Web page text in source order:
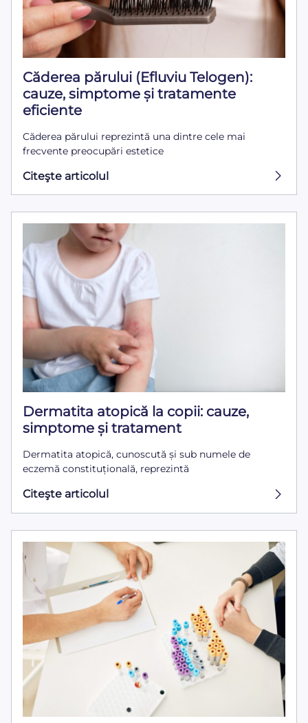
Căderea părului (Efluviu Telogen):
cauze, simptome și tratamente
eficiente
Căderea părului reprezintă una dintre cele mai
frecvente preocupări estetice
Citeşte articolul
Dermatita atopică la copii: cauze,
simptome și tratament
Dermatita atopică, cunoscută și sub numele de
eczemă constituțională, reprezintă
Citeşte articolul